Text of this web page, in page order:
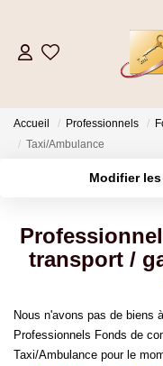
Accueil Professionnels
Taxi/Ambulance
Modifier
Sélectionnez...
Type de bien
Créer une alerte
transport /
Nous n'avons pas de biens
Professionnels Fonds de
Taxi/Ambulance pour le